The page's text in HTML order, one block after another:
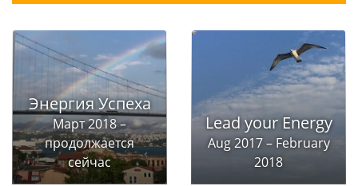
Энергия Успеха
Март 2018 –
продолжается
сейчас
Lead your Energy
Aug 2017 – February
2018